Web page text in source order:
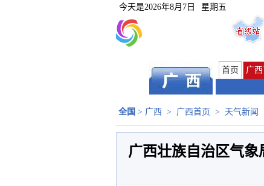
今天是2026年8月7日 星期五
首页 广
全国 > 广西 > 广西首页 > 天气新闻
广西壮族自治区气